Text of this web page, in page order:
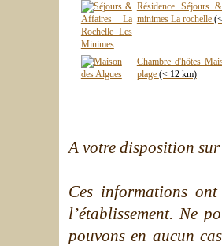
Résidence Séjours
minimes La rochelle
Chambre d'hôtes
plage (< 12 km)
A votre disposition
Ces informations
l’établissement. Ne
pouvons en aucun